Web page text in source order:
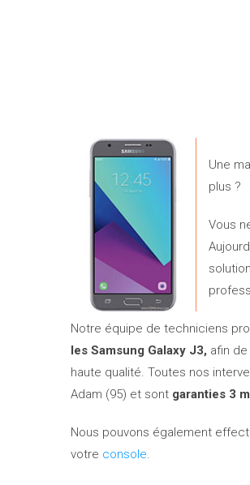
Une
plus ?
Vous
Notre équipe de techniciens
les Samsung Galaxy J3, afin
haute qualité. Toutes nos
Adam (95) et sont garanties 3
Nous pouvons également
votre console.